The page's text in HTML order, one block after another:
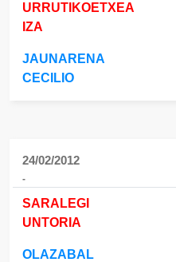
URRUTIKOETXEA
IZA
JAUNARENA
CECILIO
24/02/2012
-
SARALEGI
UNTORIA
OLAZABAL